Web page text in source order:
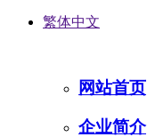
繁体中文
网站首页
企业简介